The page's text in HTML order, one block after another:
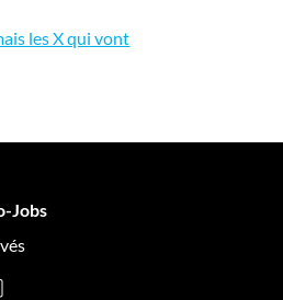
les X qui vont
Jobs